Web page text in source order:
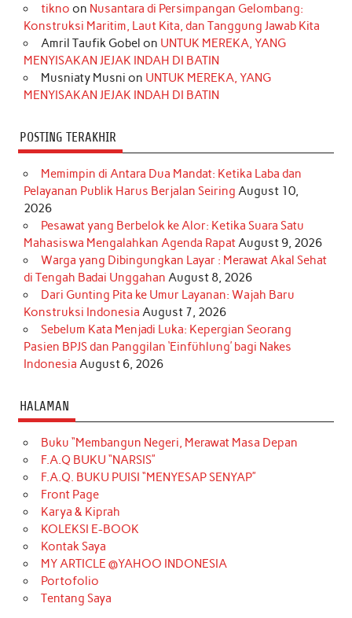
o
k
r
a
m
e
s
t
I
n
r
e
tikno on Nusantara di Persimpangan Gelombang:
Konstruksi Maritim, Laut Kita, dan Tanggung Jawab Kita
Amril Taufik Gobel on UNTUK MEREKA, YANG
MENYISAKAN JEJAK INDAH DI BATIN
Musniaty Musni on UNTUK MEREKA, YANG
MENYISAKAN JEJAK INDAH DI BATIN
POSTING TERAKHIR
Memimpin di Antara Dua Mandat: Ketika Laba dan
Pelayanan Publik Harus Berjalan Seiring August 10,
2026
Pesawat yang Berbelok ke Alor: Ketika Suara Satu
Mahasiswa Mengalahkan Agenda RapatAugust 9, 2026
Warga yang Dibingungkan Layar : Merawat Akal Sehat
di Tengah Badai Unggahan August 8, 2026
Dari Gunting Pita ke Umur Layanan: Wajah Baru
Konstruksi Indonesia August 7, 2026
Sebelum Kata Menjadi Luka: Kepergian Seorang
Pasien BPJS dan Panggilan ‘Einfühlung’ bagi Nakes
Indonesia August 6, 2026
HALAMAN
Buku “Membangun Negeri, Merawat Masa Depan
F.A.Q BUKU “NARSIS”
F.A.Q. BUKU PUISI “MENYESAP SENYAP”
Front Page
Karya & Kiprah
KOLEKSI E-BOOK
Kontak Saya
MY ARTICLE @YAHOO INDONESIA
Portofolio
Tentang Saya